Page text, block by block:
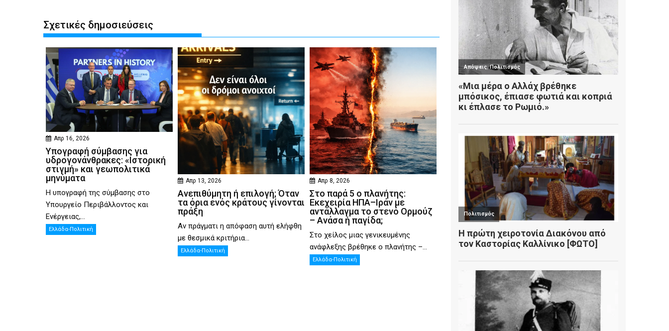
Σχετικές δημοσιεύσεις
Απρ 16, 2026
Υπογραφή σύμβασης για
υδρογονάνθρακες: «Ιστορική
στιγμή» και γεωπολιτικά
μηνύματα
Η υπογραφή της σύμβασης στο
Υπουργείο Περιβάλλοντος και
Ενέργειας,...
Ελλάδα-Πολιτική
Απρ 13, 2026
Ανεπιθύμητη ή επιλογή; Όταν
τα όρια ενός κράτους γίνονται
πράξη
Αν πράγματι η απόφαση αυτή ελήφθη
με θεσμικά κριτήρια...
Ελλάδα-Πολιτική
Απρ 8, 2026
Στο παρά 5 ο πλανήτης:
Εκεχειρία ΗΠΑ–Ιράν με
αντάλλαγμα το στενό Ορμούζ
– Ανάσα ή παγίδα;
Στο χείλος μιας γενικευμένης
ανάφλεξης βρέθηκε ο πλανήτης –...
Ελλάδα-Πολιτική